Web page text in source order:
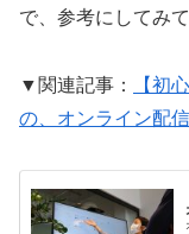
で、参考にしてみ
▼関連記事：
【初
の、オンライン配